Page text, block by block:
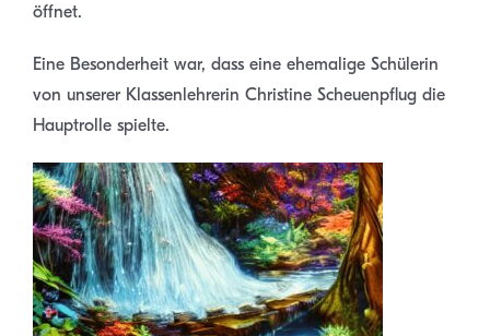
öffnet.
Eine Besonderheit war, dass eine ehemalige Schülerin
von unserer Klassenlehrerin Christine Scheuenpflug die
Hauptrolle spielte.